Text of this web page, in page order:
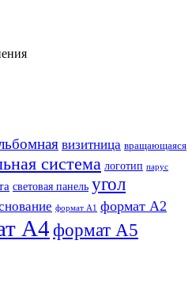
визитница вращающаяся
система логотип парус
световая панель угол
формат А1 формат А2
А4формат А5